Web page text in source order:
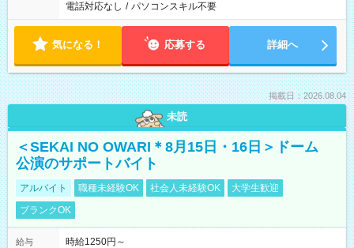
電話対応なし / パソコンスキル不要
気になる！ 応募する 詳細へ
掲載日：2026.08.04
未読
＜SEKAI NO OWARI＊8月15日・16日＞ドーム
公演のサポートバイト
アルバイト 職種未経験OK 社会人未経験OK
大学生歓迎
ブランクOK
給与
時給1250円～